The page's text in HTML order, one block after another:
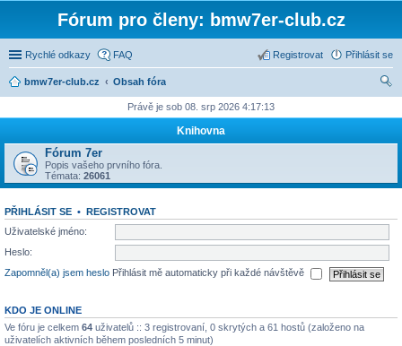
Fórum pro členy: bmw7er-club.cz
Rychlé odkazy FAQ Přihlásit se
Registrovat
bmw7er-club.cz
Obsah fóra
Právě je sob 08. srp 2026 4:17:13
Knihovna
Fórum 7er
Popis vašeho prvního fóra.
Témata: 26061
PŘIHLÁSIT SE • REGISTROVAT
Uživatelské jméno:
Heslo:
Zapomněl(a) jsem heslo Přihlásit mě automaticky při každé návštěvě
KDO JE ONLINE
Ve fóru je celkem 64 uživatelů :: 3 registrovaní, 0 skrytých a 61 hostů (založeno na
uživatelích aktivních během posledních 5 minut)